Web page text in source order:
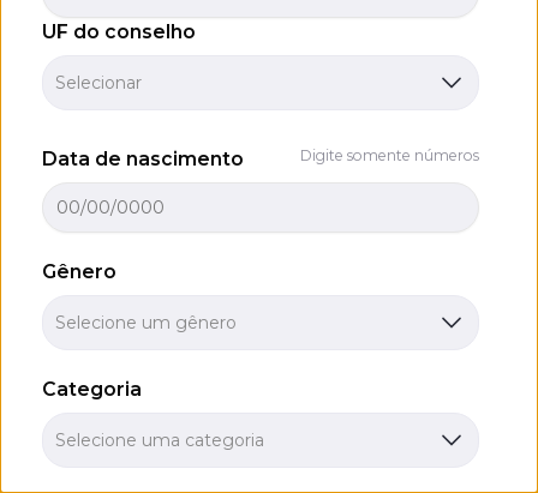
UF do conselho
Selecionar
Data de nascimento Digite somente números
Gênero
Selecione um gênero
Categoria
Selecione uma categoria